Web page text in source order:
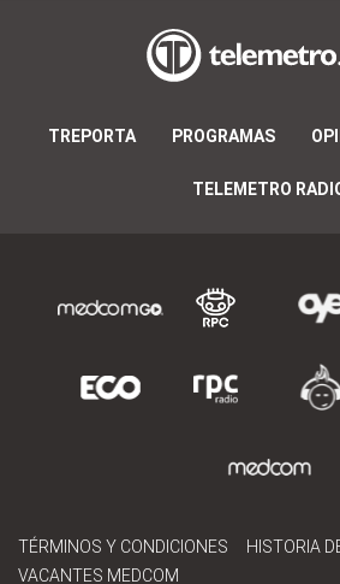
TREPORTA PROGRAMAS
TELEMETRO
TÉRMINOS Y CONDICIONES
HISTORIA
VACANTES MEDCOM